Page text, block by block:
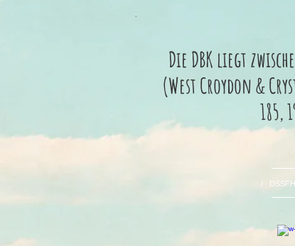
Die DBK liegt
(West Croydon &
185,
/